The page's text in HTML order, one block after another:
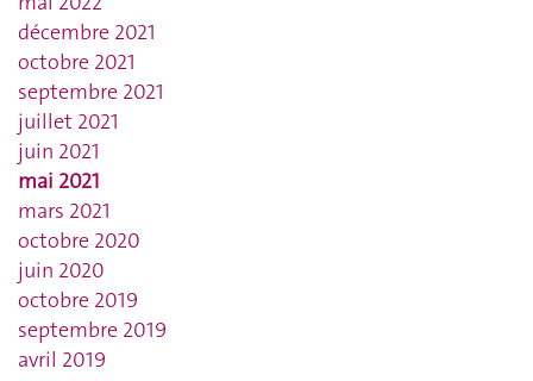
décembre 2021
octobre 2021
septembre 2021
juillet 2021
juin 2021
mai 2021
mars 2021
octobre 2020
juin 2020
octobre 2019
septembre 2019
avril 2019